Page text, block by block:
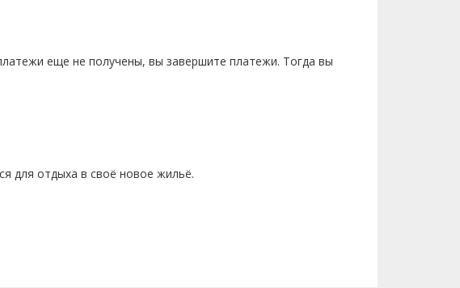
еще не получены, вы завершите платежи. Тогда вы
для отдыха в своё новое жильё.